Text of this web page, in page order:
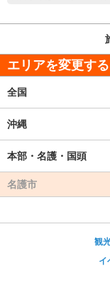
エリアを変更する
全国
沖縄
本部・名護・国頭
名護市
観
イ